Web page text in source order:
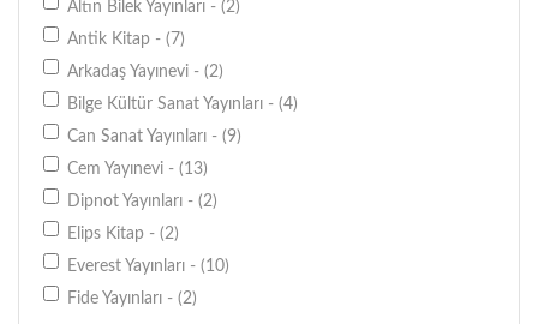
Diğer - (1)
Altın Bilek Yayınları - (2)
Antik Kitap - (7)
Arkadaş Yayınevi - (2)
Bilge Kültür Sanat Yayınları - (4)
Can Sanat Yayınları - (9)
Cem Yayınevi - (13)
Dipnot Yayınları - (2)
Elips Kitap - (2)
Everest Yayınları - (10)
Fide Yayınları - (2)